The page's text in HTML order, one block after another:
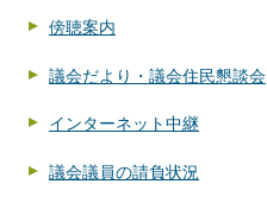
傍聴案内
議会だより・議会住民懇談会
インターネット中継
議会議員の請負状況